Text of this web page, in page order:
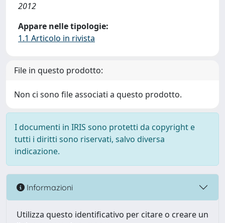
2012
Appare nelle tipologie:
1.1 Articolo in rivista
File in questo prodotto:
Non ci sono file associati a questo prodotto.
I documenti in IRIS sono protetti da copyright e
tutti i diritti sono riservati, salvo diversa
indicazione.
Informazioni
Utilizza questo identificativo per citare o creare un